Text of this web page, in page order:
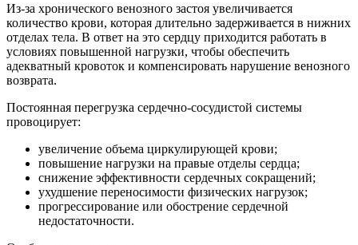
Из-за хронического венозного застоя увеличивается
количество крови, которая длительно задерживается в нижних
отделах тела. В ответ на это сердцу приходится работать в
условиях повышенной нагрузки, чтобы обеспечить
адекватный кровоток и компенсировать нарушение венозного
возврата.
Постоянная перегрузка сердечно-сосудистой системы
провоцирует:
увеличение объема циркулирующей крови;
повышение нагрузки на правые отделы сердца;
снижение эффективности сердечных сокращений;
ухудшение переносимости физических нагрузок;
прогрессирование или обострение сердечной
недостаточности.